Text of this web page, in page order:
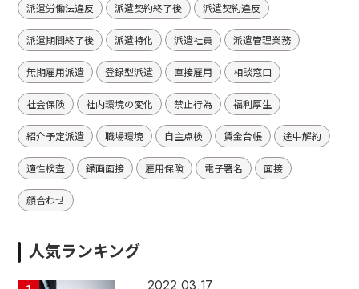
派遣労働法違反 派遣契約終了後 派遣契約違反
派遣期間終了後 派遣特化 派遣社員 派遣管理業務
無期雇用派遣 登録型派遣 直接雇用 相談窓口
社会保険 社内環境の変化 禁止行為 福利厚生
紹介予定派遣 職場環境 自主点検 賃金台帳 途中解約
適性検査 録画面接 雇用保険 電子署名 面接
顔合わせ
人気ランキング